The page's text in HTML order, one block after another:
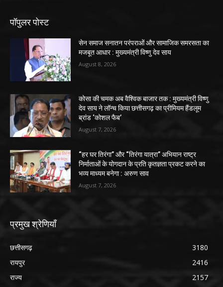
पॉपुलर पोस्ट
सेन समाज सनातन परंपराओं और सामाजिक समरसता का
मजबूत आधार : मुख्यमंत्री विष्णु देव साय
August 8, 2026
कोसा की चमक अब वैश्विक बाजार तक : मुख्यमंत्री विष्णु
देव साय ने लॉन्च किया छत्तीसगढ़ का प्रीमियम हैंडलूम
ब्रांड ‘कोशल फैब’
August 7, 2026
“हर घर तिरंगा” और “तिरंगा यात्रा” अभियान राष्ट्र
निर्माताओं के योगदान के प्रति कृतज्ञता प्रकट करने का
भव्य माध्यम बनेगा : अरुण साव
August 7, 2026
प्रमुख श्रेणियाँ
छत्तीसगढ़
3180
रायपुर
2416
राज्य
2157